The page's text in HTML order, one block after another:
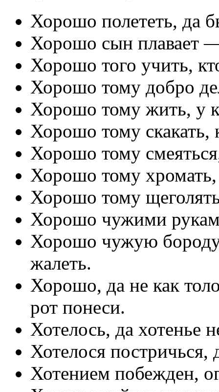
Хорошо полететь, да
Хорошо сын плавает
Хорошо того учить,
Хорошо тому добро
Хорошо тому жить, у
Хорошо тому скакать,
Хорошо тому
Хорошо тому хромать,
Хорошо тому
Хорошо чужими
Хорошо чужую бороду
жалеть.
Хорошо, да не как
рот понеси.
Хотелось, да хотенье
Хотелося постричься,
Хотением побежден,